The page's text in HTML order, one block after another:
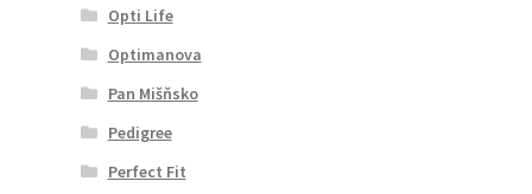
Opti Life
Optimanova
Pan Mišňsko
Pedigree
Perfect Fit